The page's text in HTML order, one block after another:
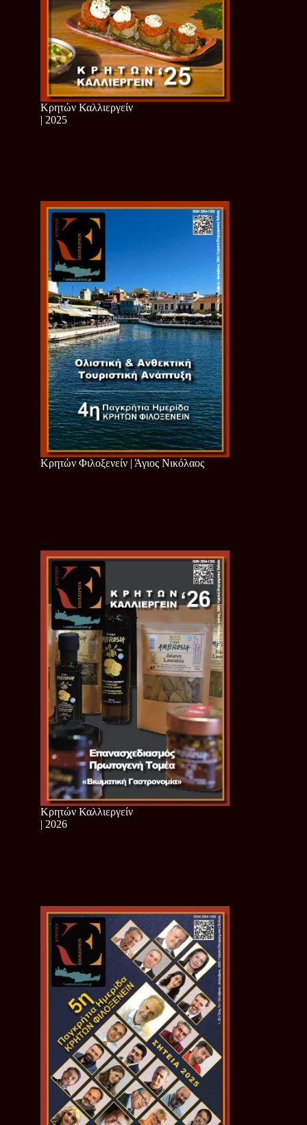
Κρητών Καλλιεργείν
| 2025
Κρητών Φιλοξενείν | Άγιος Νικόλαος
Κρητών Καλλιεργείν
| 2026